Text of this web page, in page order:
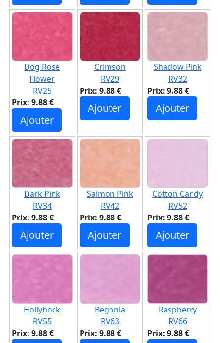
Dog Rose
Flower
RV25
Prix: 9.88 €
Ajouter
Crimson
RV29
Prix: 9.88 €
Ajouter
Shadow Pink
RV32
Prix: 9.88 €
Ajouter
Dark Pink
RV34
Prix: 9.88 €
Ajouter
Salmon Pink
RV42
Prix: 9.88 €
Ajouter
Cotton Candy
RV52
Prix: 9.88 €
Ajouter
Hollyhock
RV55
Prix: 9.88 €
Begonia
RV63
Prix: 9.88 €
Raspberry
RV66
Prix: 9.88 €